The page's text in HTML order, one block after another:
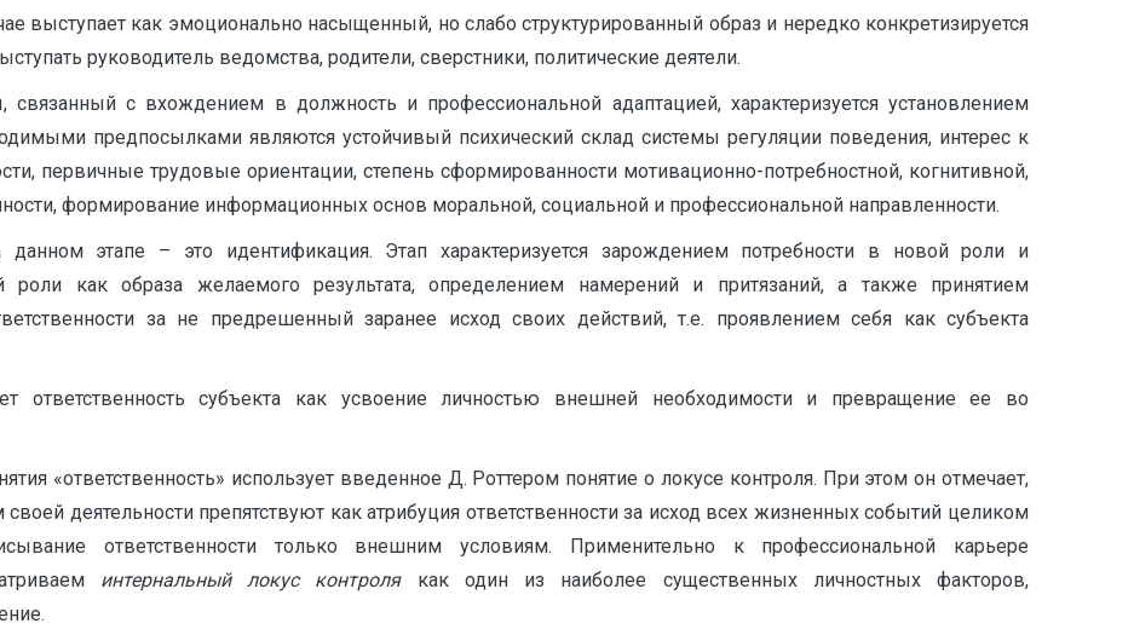
выступает как эмоционально насыщенный, но слабо структурированный образ и нередко конкретизируется
руководитель ведомства, родители, сверстники, политические деятели.
связанный с вхождением в должность и профессиональной адаптацией, характеризуется установлением
предпосылками являются устойчивый психический склад системы регуляции поведения, интерес к
первичные трудовые ориентации, степень сформированности мотивационно-потребностной, когнитивной,
формирование информационных основ моральной, социальной и профессиональной направленности.
этапе – это идентификация. Этап характеризуется зарождением потребности в новой роли и
роли как образа желаемого результата, определением намерений и притязаний, а также принятием
за не предрешенный заранее исход своих действий, т.е. проявлением себя как субъекта
ответственность субъекта как усвоение личностью внешней необходимости и превращение ее во
«ответственность» использует введенное Д. Роттером понятие о локусе контроля. При этом он отмечает,
деятельности препятствуют как атрибуция ответственности за исход всех жизненных событий целиком
ответственности только внешним условиям. Применительно к профессиональной карьере
интернальный локус контроля как один из наиболее существенных личностных факторов,